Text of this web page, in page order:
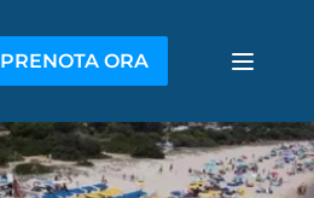
PRENOTA ORA